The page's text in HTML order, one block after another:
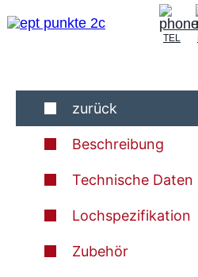
TEL
zurück
Beschreibung
Technische Daten
Lochspezifikation
Zubehör